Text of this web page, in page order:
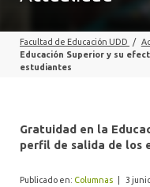
POSTGRADO Y EDUCACIÓN
ALUMNI
Facultad de Educación UDD /
Educación Superior y su
estudiantes
Gratuidad en la
perfil de salida de los
Publicado en: Columnas 3